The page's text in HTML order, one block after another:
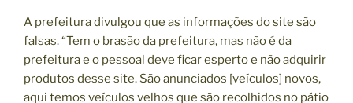
A prefeitura divulgou que as informações do site são
falsas. “Tem o brasão da prefeitura, mas não é da
prefeitura e o pessoal deve ficar esperto e não adquirir
produtos desse site. São anunciados [veículos] novos,
aqui temos veículos velhos que são recolhidos no pátio